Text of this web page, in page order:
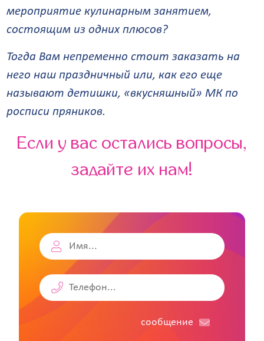
мероприятие кулинарным занятием,
состоящим из одних плюсов?
Тогда Вам непременно стоит заказать на
него наш праздничный или, как его еще
называют детишки, «вкусняшный» МК по
росписи пряников.
Если у вас остались вопросы,
задайте их нам!
cообщение